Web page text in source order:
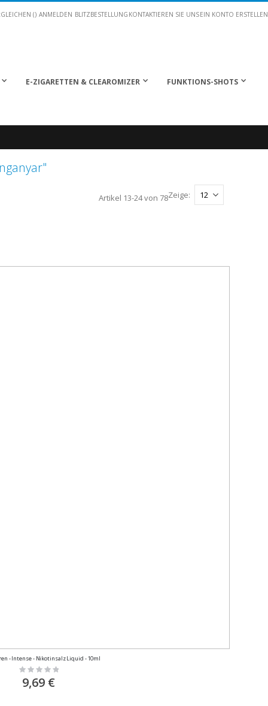
() ANMELDEN BLITZBESTELLUNG KONTAKTIEREN SIE UNSEIN KONTO ERSTELLEN
E-ZIGARETTEN & CLEAROMIZER FUNKTIONS-SHOTS
Artikel 13-24von 78Zeige
- Intense - Nikotinsalz Liquid - 10ml
Rating:
0%
9,69 €